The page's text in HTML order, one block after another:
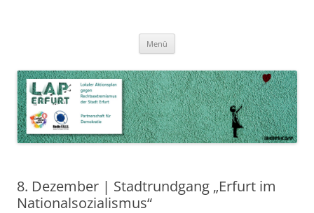
Lokaler Aktionsplan gegen Rechtsextremismus der Stadt Erfurt – Zur
Stärkung der Vielfalt, Toleranz und Demokratie
Menü
8. Dezember | Stadtrundgang „Erfurt im
Nationalsozialismus“